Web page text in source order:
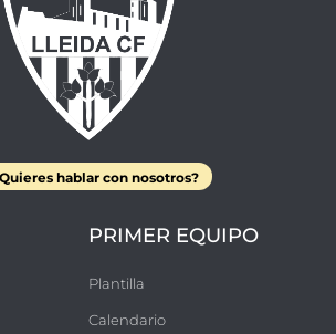
hablar con nosotros?
PRIMER EQUIPO
Plantilla
Calendario